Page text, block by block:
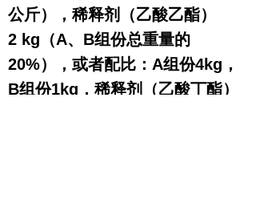
公斤），稀释剂（乙酸乙酯）
2 kg（A、B组份总重量的
20%），或者配比：A组份4kg，
B组份1kg，稀释剂（乙酸丁酯）